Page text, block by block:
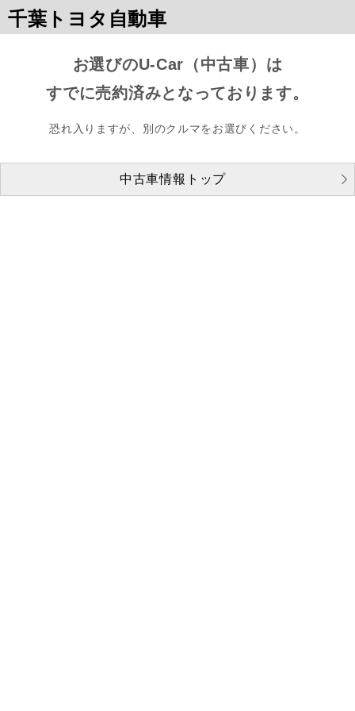
千葉トヨタ自動車
お選びのU-Car（中古車）は
すでに売約済みとなっております。
恐れ入りますが、別のクルマをお選びください。
中古車情報トップ